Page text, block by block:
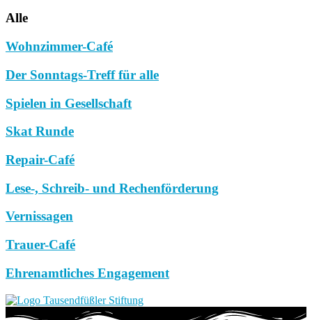
Alle
Wohnzimmer-Café
Der Sonntags-Treff für alle
Spielen in Gesellschaft
Skat Runde
Repair-Café
Lese-, Schreib- und Rechenförderung
Vernissagen
Trauer-Café
Ehrenamtliches Engagement